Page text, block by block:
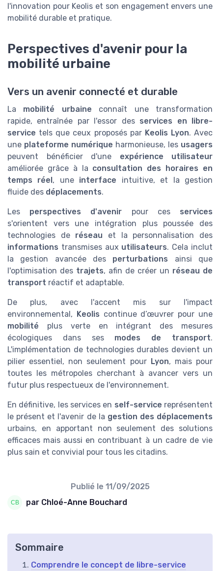
l'innovation pour Keolis et son engagement envers une
mobilité durable et pratique.
Perspectives d'avenir pour la
mobilité urbaine
Vers un avenir connecté et durable
La mobilité urbaine connaît une transformation
rapide, entraînée par l'essor des services en libre-
service tels que ceux proposés par Keolis Lyon. Avec
une plateforme numérique harmonieuse, les usagers
peuvent bénéficier d'une expérience utilisateur
améliorée grâce à la consultation des horaires en
temps réel, une interface intuitive, et la gestion
fluide des déplacements.
Les perspectives d'avenir pour ces services
s'orientent vers une intégration plus poussée des
technologies de réseau et la personnalisation des
informations transmises aux utilisateurs. Cela inclut
la gestion avancée des perturbations ainsi que
l'optimisation des trajets, afin de créer un réseau de
transport réactif et adaptable.
De plus, avec l'accent mis sur l'impact
environnemental, Keolis continue d’œuvrer pour une
mobilité plus verte en intégrant des mesures
écologiques dans ses modes de transport.
L'implémentation de technologies durables devient un
pilier essentiel, non seulement pour Lyon, mais pour
toutes les métropoles cherchant à avancer vers un
futur plus respectueux de l'environnement.
En définitive, les services en self-service représentent
le présent et l'avenir de la gestion des déplacements
urbains, en apportant non seulement des solutions
efficaces mais aussi en contribuant à un cadre de vie
plus sain et convivial pour tous les citadins.
Publié le 11/09/2025
par Chloé-Anne Bouchard
Sommaire
Comprendre le concept de libre-service